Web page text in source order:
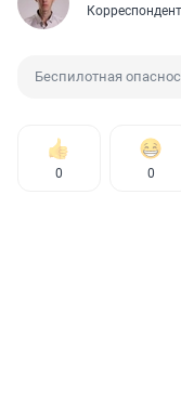
Беспилотная
0 0